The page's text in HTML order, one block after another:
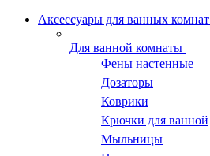
Аксессуары для ванных комнат
Для ванной комнаты
Фены настенные
Дозаторы
Коврики
Крючки для ванной
Мыльницы